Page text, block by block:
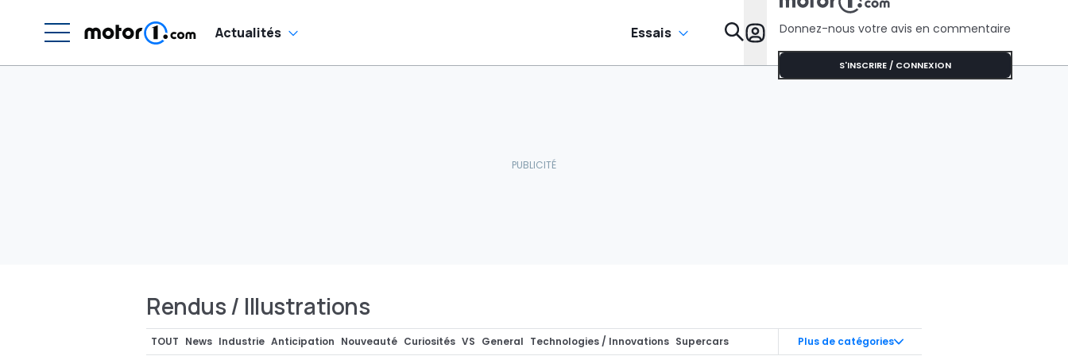
Actualités Essais Donnez-nous votre avis en commentaire
S'INSCRIRE / CONNEXION
Rendus / Illustrations
Plus de catégories
TOUT News Industrie Anticipation Nouveauté Curiosités VS General Technologies / Innovations Supercars